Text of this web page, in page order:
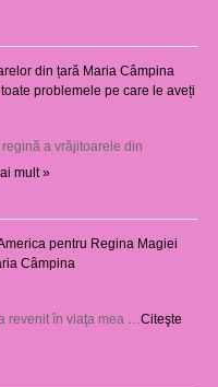
din țară Maria Câmpina
problemele pe care le aveți
a vrăjitoarele din
mult »
pentru Regina Magiei
Câmpina
revenit în viaţa mea …Citeşte